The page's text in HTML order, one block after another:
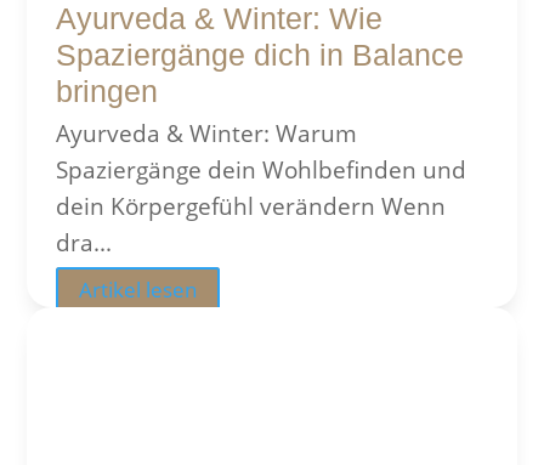
Ayurveda & Winter: Wie
Spaziergänge dich in Balance
bringen
Ayurveda & Winter: Warum
Spaziergänge dein Wohlbefinden und
dein Körpergefühl verändern Wenn
dra...
Artikel lesen